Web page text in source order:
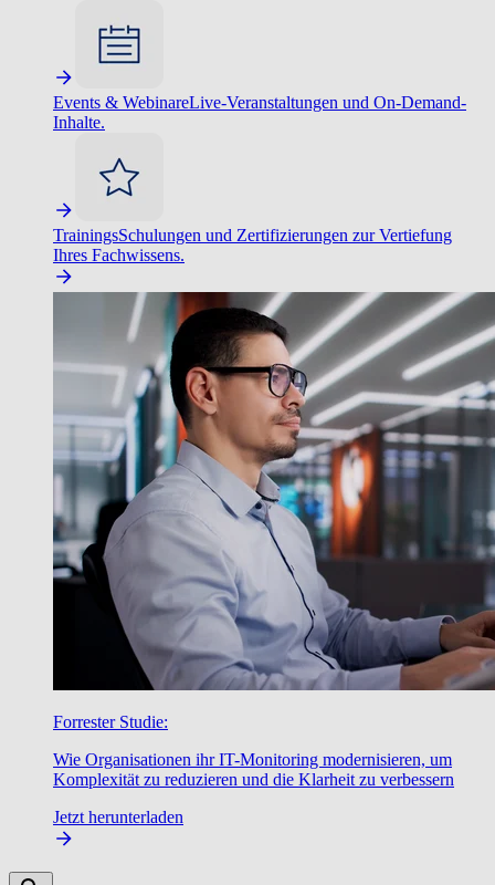
Events & WebinareLive-Veranstaltungen und On-Demand-
Inhalte.
TrainingsSchulungen und Zertifizierungen zur Vertiefung
Ihres Fachwissens.
Forrester Studie:
Wie Organisationen ihr IT-Monitoring modernisieren, um
Komplexität zu reduzieren und die Klarheit zu verbessern
Jetzt herunterladen